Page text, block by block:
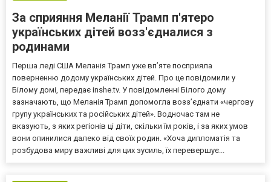
За сприяння Меланії Трамп п'ятеро
українських дітей возз'єдналися з
родинами
Перша леді США Меланія Трамп уже впʼяте посприяла
поверненню додому українських дітей. Про це повідомили у
Білому домі, передає inshe.tv. У повідомленні Білого дому
зазначають, що Меланія Трамп допомогла возз’єднати «чергову
групу українських та російських дітей». Водночас там не
вказують, з яких регіонів ці діти, скільки їм років, і за яких умов
вони опинилися далеко від своїх родин. «Хоча дипломатія та
розбудова миру важливі для цих зусиль, їх перевершує...